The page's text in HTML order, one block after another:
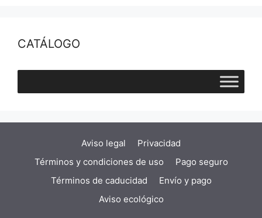
CATÁLOGO
Aviso legal
Privacidad
Términos y condiciones de uso
Pago seguro
Términos de caducidad
Envío y pago
Aviso ecológico